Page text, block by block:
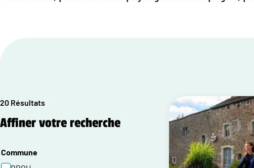
20 Résultats
Affiner votre recherche
Commune